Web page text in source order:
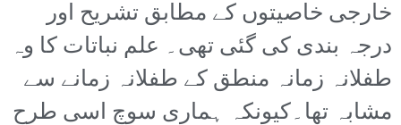
خارجی خاصیتوں کے مطابق تشریح اور
درجہ بندی کی گئی تھی۔ علم نباتات کا وہ
طفلانہ زمانہ منطق کے طفلانہ زمانے سے
مشابہ تھا۔کیونکہ ہماری سوچ اسی طرح